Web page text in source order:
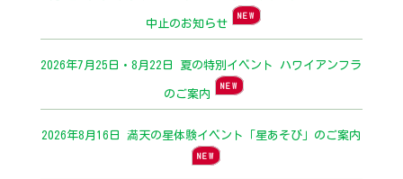
中止のお知らせ
NEW
2026年7月25日・8月22日 夏の特別イベント ハワイアンフラ
のご案内
NEW
2026年8月16日 満天の星体験イベント「星あそび」のご案内
NEW